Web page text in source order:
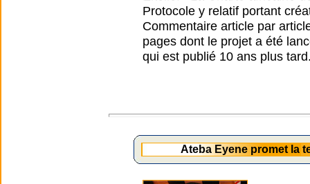
Protocole y relatif portant
Commentaire article par
pages dont le projet a été
qui est publié 10 ans plus
Ateba Eyene promet la